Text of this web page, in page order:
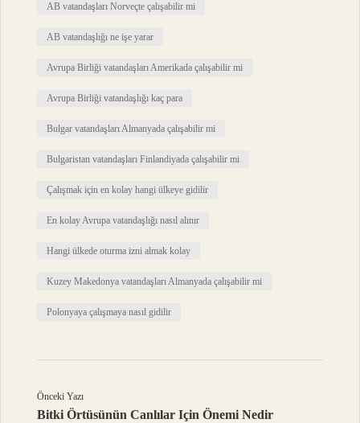
AB vatandaşları Norveçte çalışabilir mi
AB vatandaşlığı ne işe yarar
Avrupa Birliği vatandaşları Amerikada çalışabilir mi
Avrupa Birliği vatandaşlığı kaç para
Bulgar vatandaşları Almanyada çalışabilir mi
Bulgaristan vatandaşları Finlandiyada çalışabilir mi
Çalışmak için en kolay hangi ülkeye gidilir
En kolay Avrupa vatandaşlığı nasıl alınır
Hangi ülkede oturma izni almak kolay
Kuzey Makedonya vatandaşları Almanyada çalışabilir mi
Polonyaya çalışmaya nasıl gidilir
Önceki Yazı
Bitki Örtüsünün Canlılar Için Önemi Nedir